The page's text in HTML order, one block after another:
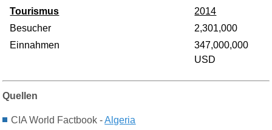
Tourismus
2014
Besucher
2,301,000
Einnahmen
347,000,000
USD
Quellen
CIA World Factbook -Algeria